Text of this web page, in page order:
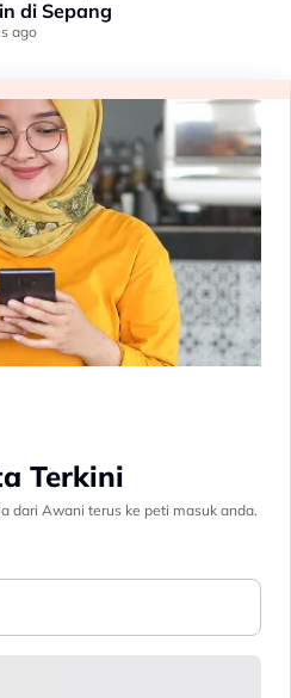
di Sepang
ago
Terkini
dari Awani terus ke peti masuk anda.